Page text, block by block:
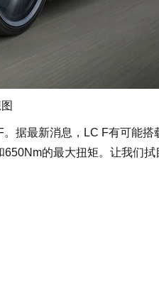
据最新消息，LC F有可能搭
的最大扭矩。让我们拭